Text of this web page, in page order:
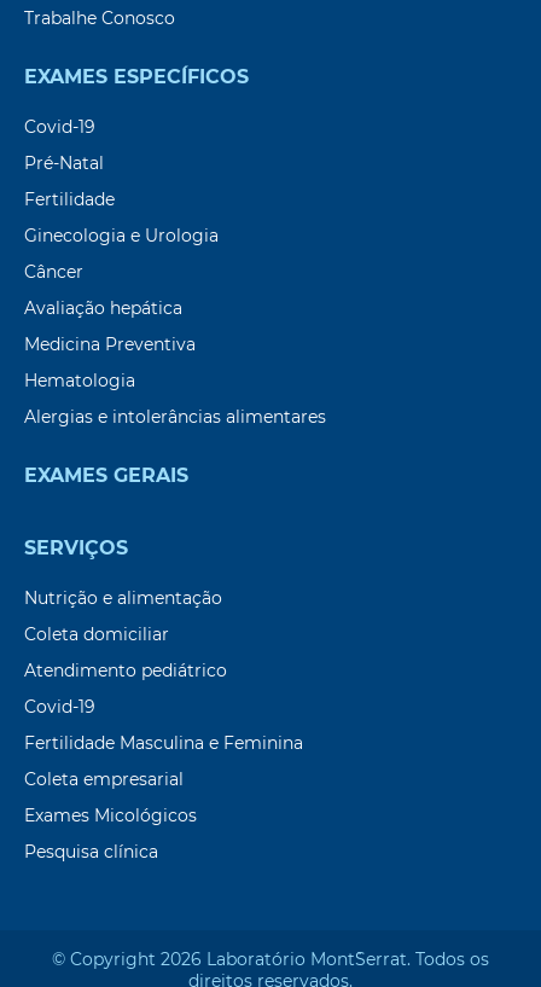
Trabalhe Conosco
EXAMES ESPECÍFICOS
Covid-19
Pré-Natal
Fertilidade
Ginecologia e Urologia
Câncer
Avaliação hepática
Medicina Preventiva
Hematologia
Alergias e intolerâncias alimentares
EXAMES GERAIS
SERVIÇOS
Nutrição e alimentação
Coleta domiciliar
Atendimento pediátrico
Covid-19
Fertilidade Masculina e Feminina
Coleta empresarial
Exames Micológicos
Pesquisa clínica
© Copyright 2026 Laboratório Mont`Serrat. Todos os
direitos reservados.